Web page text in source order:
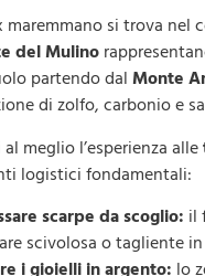
maremmano si trova nel
del Mulino
partendo dal Monte
di zolfo, carbonio e
meglio l’esperienza alle
logistici fondamentali:
scarpe da scoglio: il
scivolosa o tagliente
i gioielli in argento: lo